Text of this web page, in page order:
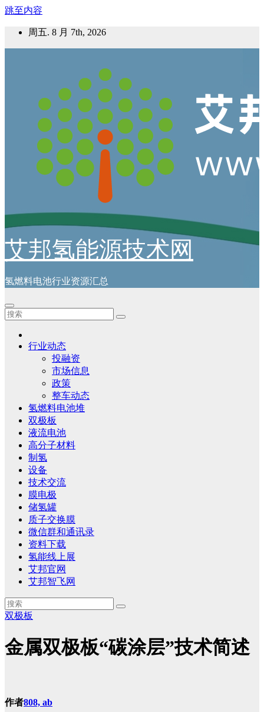
跳至内容
周五. 8 月 7th, 2026
艾邦氢能源技术网
氢燃料电池行业资源汇总
行业动态
投融资
市场信息
政策
整车动态
氢燃料电池堆
双极板
液流电池
高分子材料
制氢
设备
技术交流
膜电极
储氢罐
质子交换膜
微信群和通讯录
资料下载
氢能线上展
艾邦官网
艾邦智飞网
双极板
金属双极板“碳涂层”技术简述
作者808, ab